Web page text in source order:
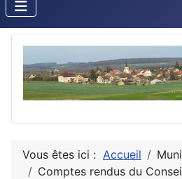
Vous êtes ici : Accueil
Comptes rendus du